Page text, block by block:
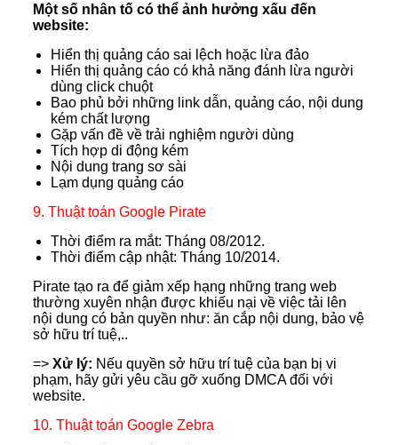
Một số nhân tố có thể ảnh hưởng xấu đến
website:
Hiển thị quảng cáo sai lệch hoặc lừa đảo
Hiển thị quảng cáo có khả năng đánh lừa người
dùng click chuột
Bao phủ bởi những link dẫn, quảng cáo, nội dung
kém chất lượng
Gặp vấn đề về trải nghiệm người dùng
Tích hợp di động kém
Nội dung trang sơ sài
Lạm dụng quảng cáo
9. Thuật toán Google Pirate
Thời điểm ra mắt: Tháng 08/2012.
Thời điểm cập nhật: Tháng 10/2014.
Pirate tạo ra để giảm xếp hạng những trang web
thường xuyên nhận được khiếu nại về việc tải lên
nội dung có bản quyền như: ăn cắp nội dung, bảo vệ
sở hữu trí tuệ,..
=> Xử lý: Nếu quyền sở hữu trí tuệ của bạn bị vi
phạm, hãy gửi yêu cầu gỡ xuống DMCA đối với
website.
10. Thuật toán Google Zebra